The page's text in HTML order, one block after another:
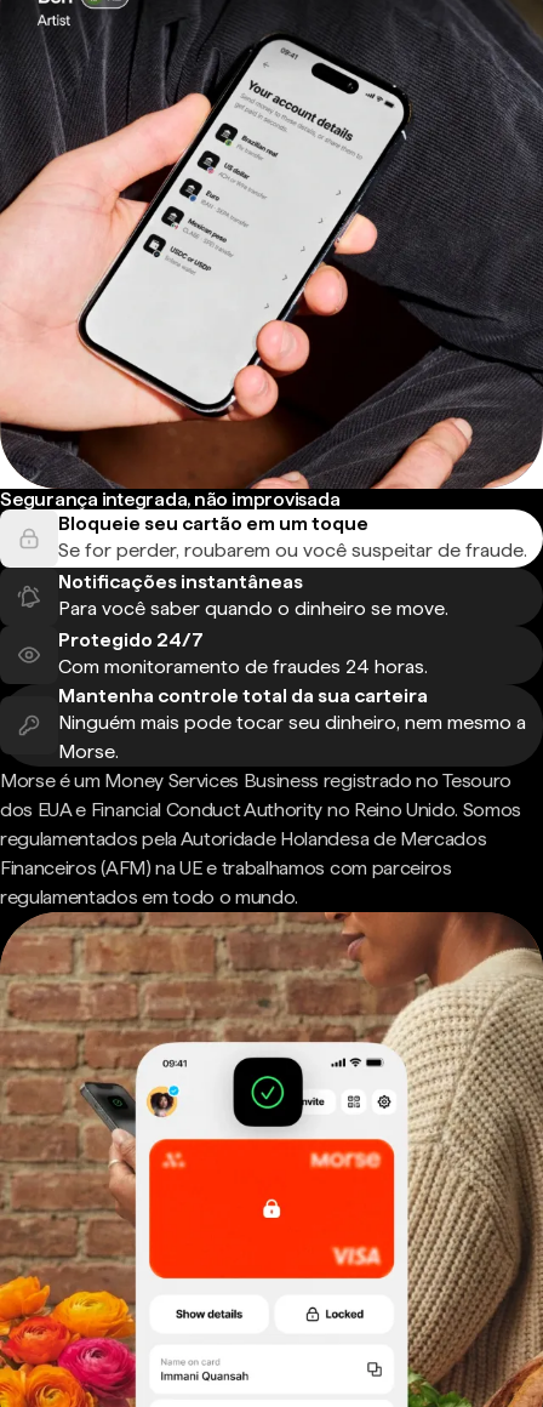
Segurança integrada, não improvisada
Bloqueie seu cartão em um toque
Se for perder, roubarem ou você suspeitar de fraude.
Notificações instantâneas
Para você saber quando o dinheiro se move.
Protegido 24/7
Com monitoramento de fraudes 24 horas.
Mantenha controle total da sua carteira
Ninguém mais pode tocar seu dinheiro, nem mesmo a
Morse.
Morse é um Money Services Business registrado no Tesouro
dos EUA e Financial Conduct Authority no Reino Unido. Somos
regulamentados pela Autoridade Holandesa de Mercados
Financeiros (AFM) na UE e trabalhamos com parceiros
regulamentados em todo o mundo.